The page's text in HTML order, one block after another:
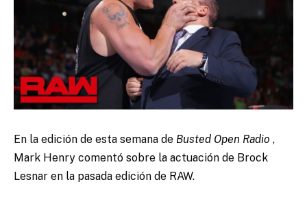
En la edición de esta semana de Busted Open Radio ,
Mark Henry comentó sobre la actuación de Brock
Lesnar en la pasada edición de RAW.